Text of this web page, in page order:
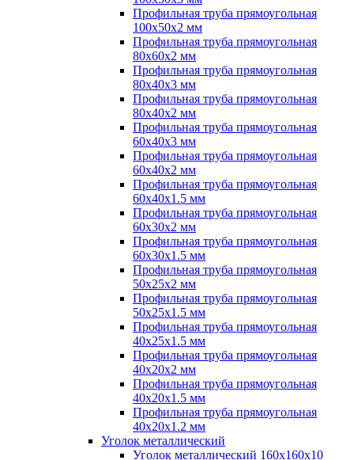
Профильная труба прямоугольная
100х50х2 мм
Профильная труба прямоугольная
80х60х2 мм
Профильная труба прямоугольная
80х40х3 мм
Профильная труба прямоугольная
80х40х2 мм
Профильная труба прямоугольная
60х40х3 мм
Профильная труба прямоугольная
60х40х2 мм
Профильная труба прямоугольная
60х40х1.5 мм
Профильная труба прямоугольная
60х30х2 мм
Профильная труба прямоугольная
60х30х1.5 мм
Профильная труба прямоугольная
50х25х2 мм
Профильная труба прямоугольная
50х25х1.5 мм
Профильная труба прямоугольная
40х25х1.5 мм
Профильная труба прямоугольная
40х20х2 мм
Профильная труба прямоугольная
40х20х1.5 мм
Профильная труба прямоугольная
40х20х1.2 мм
Уголок металлический
Уголок металлический 160х160х10